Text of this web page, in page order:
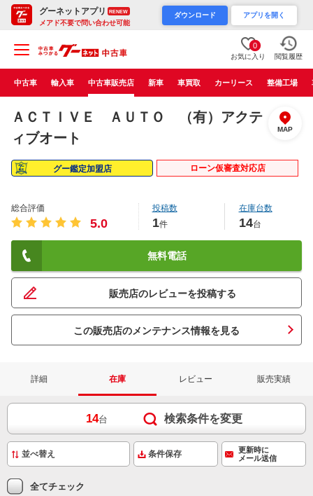
グーネットアプリ RENEW
メアド不要で問い合わせ可能
ダウンロード アプリを開く
0
お気に入り 閲覧履歴
中古車 輸入車 中古車販売店 新車 車買取 カーリース 整備工場
ＡＣＴＩＶＥ ＡＵＴＯ （有）アクテ
ィブオート
MAP
グー鑑定加盟店 ローン仮審査対応店
総合評価
5.0
投稿数
1件
在庫台数
14台
無料電話
販売店のレビューを投稿する
この販売店のメンテナンス情報を見る
詳細 在庫 レビュー 販売実績
14台 検索条件を変更
条件保存
更新時に
メール送信
全てチェック